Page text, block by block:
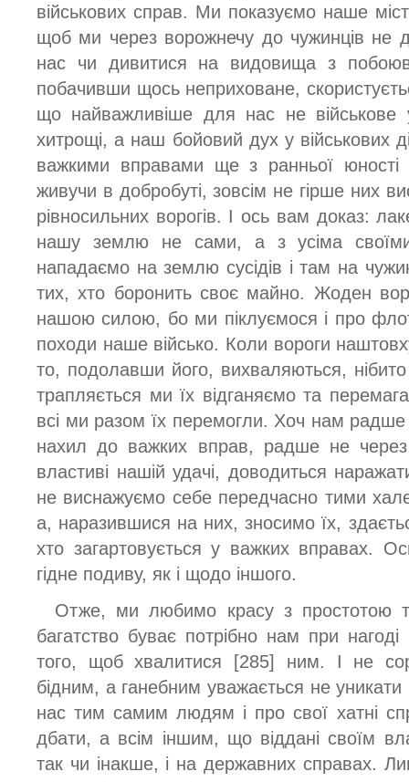
військових справ. Ми показуємо наше
щоб ми через ворожнечу до чужинців не
нас чи дивитися на видовища з
побачивши щось неприховане,
що найважливіше для нас не військове
хитрощі, а наш бойовий дух у військових
важкими вправами ще з ранньої юності
живучи в добробуті, зовсім не гірше них
рівносильних ворогів. І ось вам доказ:
нашу землю не сами, а з усіма
нападаємо на землю сусідів і там на
тих, хто боронить своє майно. Жоден
нашою силою, бо ми піклуємося і про
походи наше військо. Коли вороги
то, подолавши його, вихваляються,
трапляється ми їх відганяємо та
всі ми разом їх перемогли. Хоч нам радше
нахил до важких вправ, радше не через
властиві нашій удачі, доводиться
не виснажуємо себе передчасно тими
а, наразившися на них, зносимо їх,
хто загартовується у важких вправах.
гідне подиву, як і щодо іншого.
Отже, ми любимо красу з простотою
багатство буває потрібно нам при
того, щоб хвалитися [285] ним. І не
бідним, а ганебним уважається не уникати
нас тим самим людям і про свої хатні
дбати, а всім іншим, що віддані своїм
так чи інакше, і на державних справах.